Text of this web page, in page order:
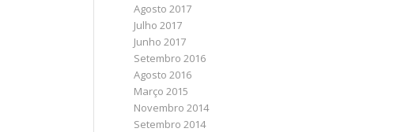
Agosto 2017
Julho 2017
Junho 2017
Setembro 2016
Agosto 2016
Março 2015
Novembro 2014
Setembro 2014